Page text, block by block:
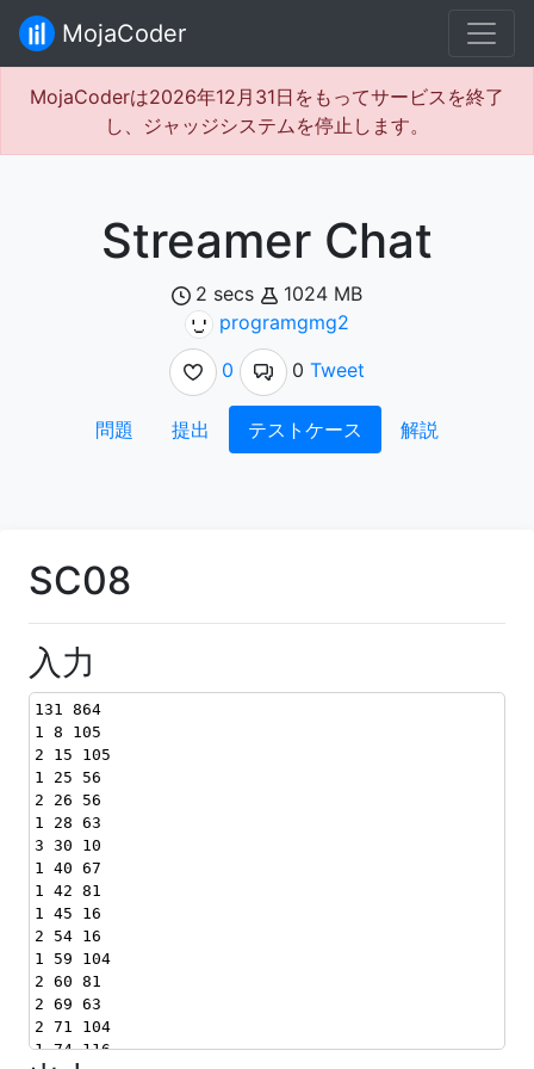
MojaCoder
MojaCoderは2026年12月31日をもってサービスを終了
し、ジャッジシステムを停止します。
Streamer Chat
2 secs
1024 MB
programgmg2
0
0 Tweet
問題 提出 テストケース 解説
SC08
入力
131 864
1 8 105
2 15 105
1 25 56
2 26 56
1 28 63
3 30 10
1 40 67
1 42 81
1 45 16
2 54 16
1 59 104
2 60 81
2 69 63
2 71 104
1 74 116